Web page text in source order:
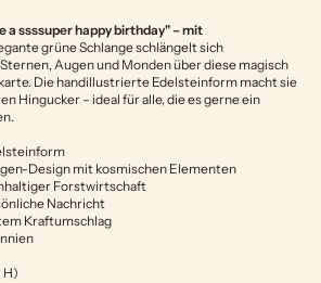
ssssuper happy birthday" – mit
grüne Schlange schlängelt sich
Augen und Monden über diese magisch
Die handillustrierte Edelsteinform macht sie
Hingucker – ideal für alle, die es gerne ein
Design mit kosmischen Elementen
Forstwirtschaft
Nachricht
Kraftumschlag
H)